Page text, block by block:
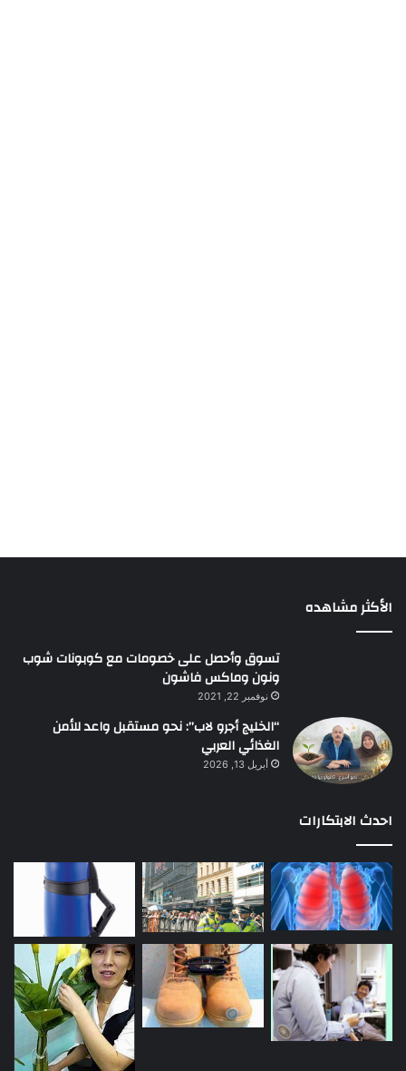
الأكثر مشاهده
تسوق وأحصل على خصومات مع كوبونات شوب
ونون وماكس فاشون
نوفمبر 22, 2021
“الخليج أجرو لاب”: نحو مستقبل واعد للأمن
الغذائي العربي
أبريل 13, 2026
احدث الابتكارات